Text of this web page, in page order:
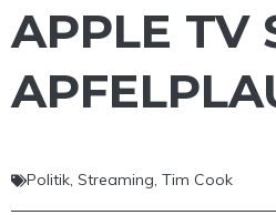
APPLE TV
Politik, Streaming, Tim Cook